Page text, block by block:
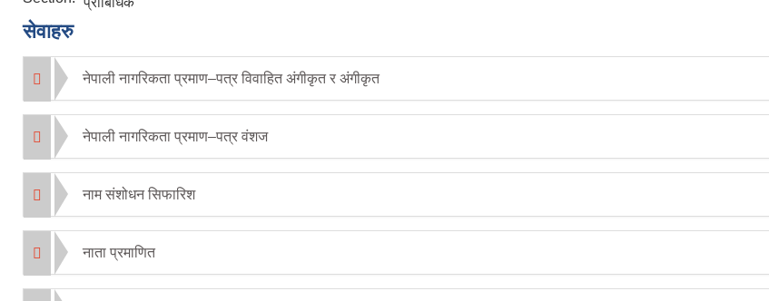
सेवाहरु
नेपाली नागरिकता प्रमाण–पत्र विवाहित अंगीकृत र अंगीकृत
नेपाली नागरिकता प्रमाण–पत्र वंशज
नाम संशोधन सिफारिश
नाता प्रमाणित